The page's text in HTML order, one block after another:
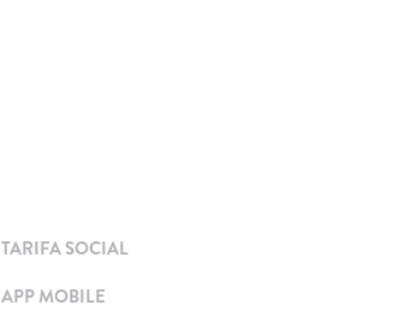
TARIFA SOCIAL
APP MOBILE